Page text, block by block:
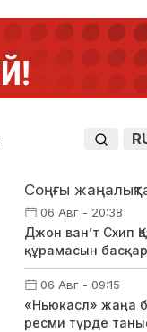
Соңғы
06 Авг - 20:38
Джон ван’т Схип
құрамасын
06 Авг - 09:15
«Ньюкасл» жаңа
ресми түрде